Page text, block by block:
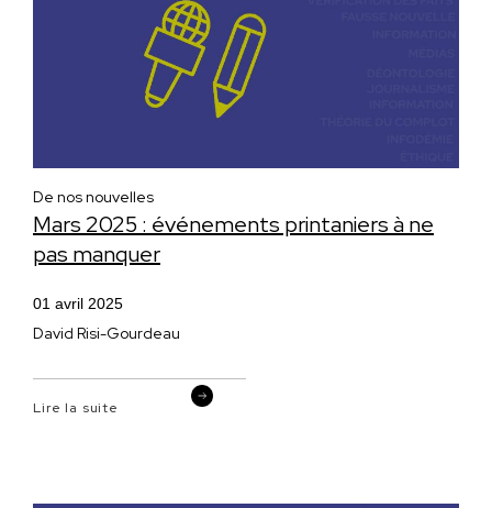
Mars 2025 : événements printaniers à ne
pas manquer
01 avril 2025
David Risi-Gourdeau
De nos nouvelles
Lire la suite